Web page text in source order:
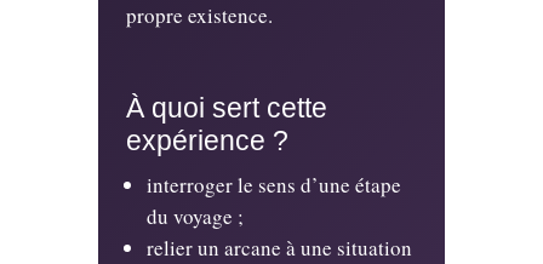
propre existence.
À quoi sert cette
expérience ?
interroger le sens d’une étape
du voyage ;
relier un arcane à une situation